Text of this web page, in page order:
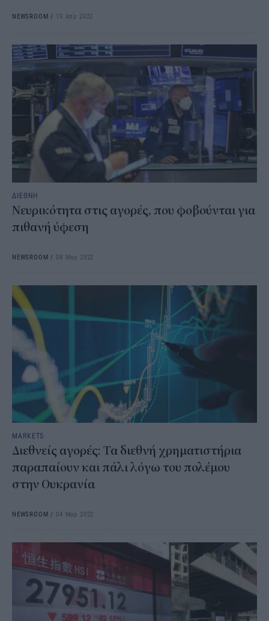
NEWSROOM / 19 Απρ 2022
ΔΙΕΘΝΗ
Νευρικότητα στις αγορές, που φοβούνται για
πιθανή ύφεση
NEWSROOM / 08 Μαρ 2022
MARKETS
Διεθνείς αγορές: Τα διεθνή χρηματιστήρια
παραπαίουν και πάλι λόγω του πολέμου
στην Ουκρανία
NEWSROOM / 04 Μαρ 2022